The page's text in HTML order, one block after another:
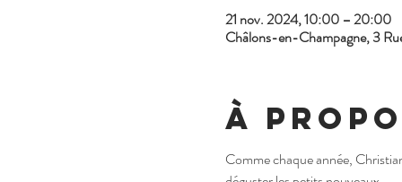
21 nov. 2024, 10:00 – 20:00
Châlons-en-Champagne, 3
À
Comme chaque année,